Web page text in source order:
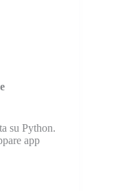
su Python.
app